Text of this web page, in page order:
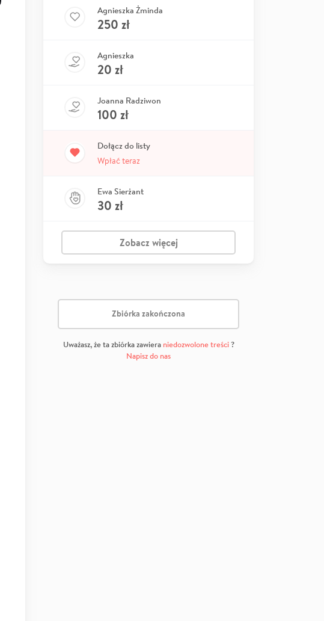
Agnieszka Żminda
250 zł
Agnieszka
20 zł
Joanna Radziwon
100 zł
Dołącz do listy
Wpłać teraz
Ewa Sierżant
30 zł
Zobacz więcej
Zbiórka zakończona
Uważasz, że ta zbiórka zawiera niedozwolone treści?
Napisz do nas